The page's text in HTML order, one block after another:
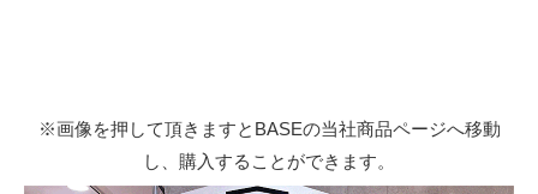
※画像を押して頂きますとBASEの当社商品ページへ移動
し、購入することができます。